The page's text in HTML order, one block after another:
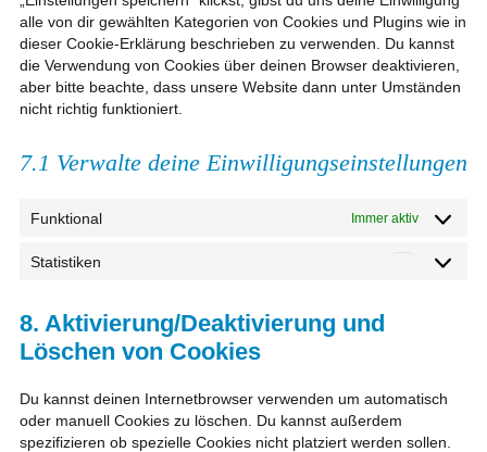
alle von dir gewählten Kategorien von Cookies und Plugins wie in
dieser Cookie-Erklärung beschrieben zu verwenden. Du kannst
die Verwendung von Cookies über deinen Browser deaktivieren,
aber bitte beachte, dass unsere Website dann unter Umständen
nicht richtig funktioniert.
7.1 Verwalte deine Einwilligungseinstellungen
Funktional Immer aktiv
Statistiken
Statistiken
8. Aktivierung/Deaktivierung und
Löschen von Cookies
Du kannst deinen Internetbrowser verwenden um automatisch
oder manuell Cookies zu löschen. Du kannst außerdem
spezifizieren ob spezielle Cookies nicht platziert werden sollen.